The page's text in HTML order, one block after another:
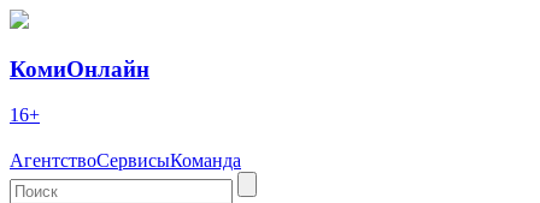
КомиОнлайн
16+
АгентствоСервисыКоманда